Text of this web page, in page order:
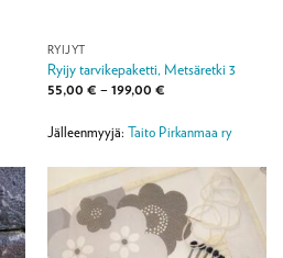
RYIJYT
Ryijy tarvikepaketti, Metsäretki 3
55,00 € – 199,00 €Hintaluokka:
199,00 €
Jälleenmyyjä: Taito Pirkanmaa ry